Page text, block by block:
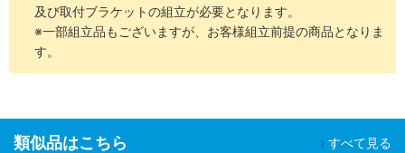
及び取付ブラケットの組立が必要となります。
※一部組立品もございますが、お客様組立前提の商品となりま
す。
類似品はこちら すべて見る